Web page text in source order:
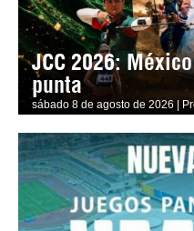
JCC 2026:
punta
sábado 8 de agosto de 2026 |